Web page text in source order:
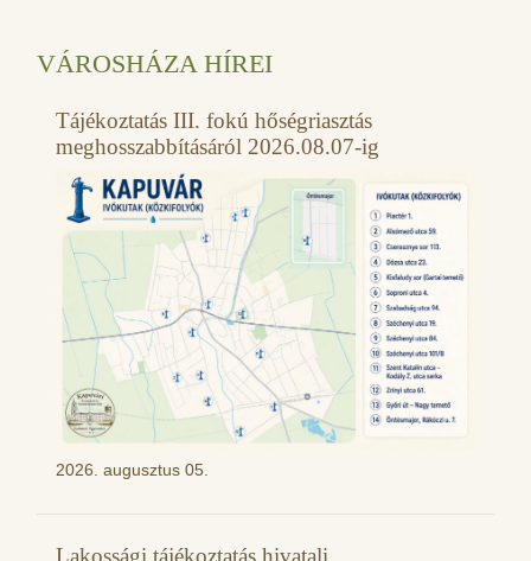
VÁROSHÁZA HÍREI
Tájékoztatás III. fokú hőségriasztás
meghosszabbításáról 2026.08.07-ig
2026. augusztus 05.
Lakossági tájékoztatás hivatali